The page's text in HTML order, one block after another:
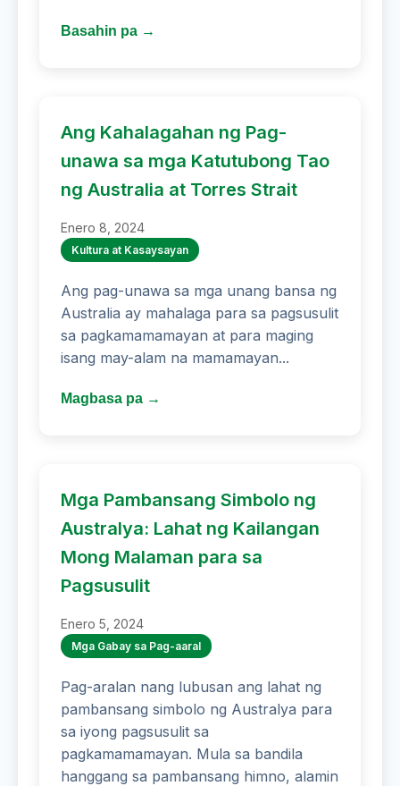
Basahin pa →
Ang Kahalagahan ng Pag-
unawa sa mga Katutubong Tao
ng Australia at Torres Strait
Enero 8, 2024
Kultura at Kasaysayan
Ang pag-unawa sa mga unang bansa ng
Australia ay mahalaga para sa pagsusulit
sa pagkamamamayan at para maging
isang may-alam na mamamayan...
Magbasa pa →
Mga Pambansang Simbolo ng
Australya: Lahat ng Kailangan
Mong Malaman para sa
Pagsusulit
Enero 5, 2024
Mga Gabay sa Pag-aaral
Pag-aralan nang lubusan ang lahat ng
pambansang simbolo ng Australya para
sa iyong pagsusulit sa
pagkamamamayan. Mula sa bandila
hanggang sa pambansang himno, alamin